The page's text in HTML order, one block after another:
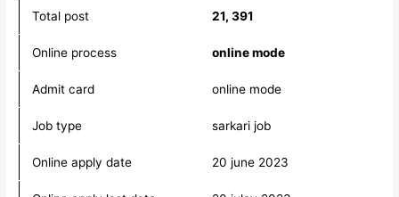
Total post 21, 391
Online process online mode
Admit card online mode
Job type sarkari job
Online apply date 20 june 2023